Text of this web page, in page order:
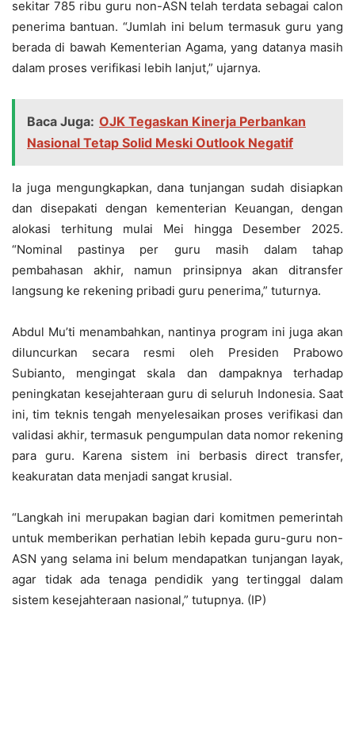
sekitar 785 ribu guru non-ASN telah terdata sebagai calon
penerima bantuan. “Jumlah ini belum termasuk guru yang
berada di bawah Kementerian Agama, yang datanya masih
dalam proses verifikasi lebih lanjut,” ujarnya.
Baca Juga: OJK Tegaskan Kinerja Perbankan
Nasional Tetap Solid Meski Outlook Negatif
Ia juga mengungkapkan, dana tunjangan sudah disiapkan
dan disepakati dengan kementerian Keuangan, dengan
alokasi terhitung mulai Mei hingga Desember 2025.
“Nominal pastinya per guru masih dalam tahap
pembahasan akhir, namun prinsipnya akan ditransfer
langsung ke rekening pribadi guru penerima,” tuturnya.
Abdul Mu’ti menambahkan, nantinya program ini juga akan
diluncurkan secara resmi oleh Presiden Prabowo
Subianto, mengingat skala dan dampaknya terhadap
peningkatan kesejahteraan guru di seluruh Indonesia. Saat
ini, tim teknis tengah menyelesaikan proses verifikasi dan
validasi akhir, termasuk pengumpulan data nomor rekening
para guru. Karena sistem ini berbasis direct transfer,
keakuratan data menjadi sangat krusial.
“Langkah ini merupakan bagian dari komitmen pemerintah
untuk memberikan perhatian lebih kepada guru-guru non-
ASN yang selama ini belum mendapatkan tunjangan layak,
agar tidak ada tenaga pendidik yang tertinggal dalam
sistem kesejahteraan nasional,” tutupnya. (IP)